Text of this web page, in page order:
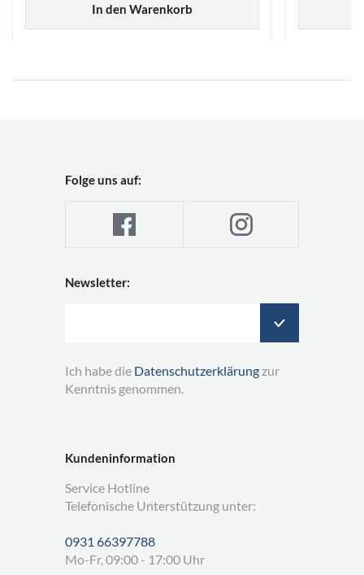
In den Warenkorb
Kundeninformation
Service Hotline
Telefonische Unterstützung unter:
0931 66397788
Mo-Fr, 09:00 - 17:00 Uhr
Folge uns auf:
Newsletter:
Ich habe die Datenschutzerklärung zur
Kenntnis genommen.